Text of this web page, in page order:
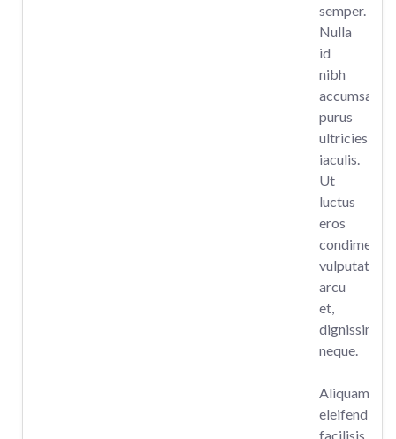
semper.
Nulla
id
nibh
accumsan
purus
ultricies
iaculis.
Ut
luctus
eros
vulputate
arcu
et,
dignissim
neque.
Aliquam
eleifend
facilisis